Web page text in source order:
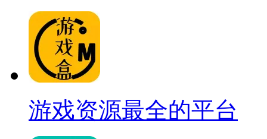
游戏资源最全的平台